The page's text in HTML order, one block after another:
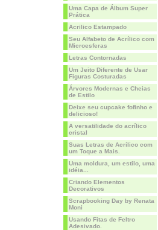
Uma Capa de Álbum Super
Prática
Acrilico Estampado
Seu Alfabeto de Acrílico com
Microesferas
Letras Contornadas
Um Jeito Diferente de Usar
Figuras Costuradas
Árvores Modernas e Cheias
de Estilo
Deixe seu cupcake fofinho e
delicioso!
A versatilidade do acrílico
cristal
Suas Letras de Acrílico com
um Toque a Mais.
Uma moldura, um estilo, uma
idéia...
Criando Elementos
Decorativos
Scrapbooking Day by Renata
Moni
Usando Fitas de Feltro
Adesivado.